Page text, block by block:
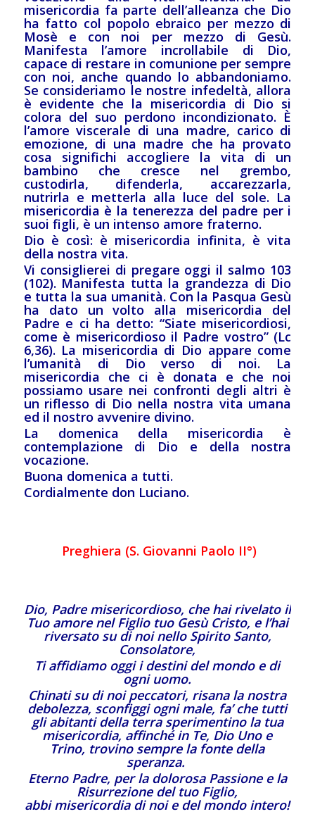
misericordia fa parte dell’alleanza che Dio
ha fatto col popolo ebraico per mezzo di
Mosè e con noi per mezzo di Gesù.
Manifesta l’amore incrollabile di Dio,
capace di restare in comunione per sempre
con noi, anche quando lo abbandoniamo.
Se consideriamo le nostre infedeltà, allora
è evidente che la misericordia di Dio si
colora del suo perdono incondizionato. È
l’amore viscerale di una madre, carico di
emozione, di una madre che ha provato
cosa significhi accogliere la vita di un
bambino che cresce nel grembo,
custodirla, difenderla, accarezzarla,
nutrirla e metterla alla luce del sole. La
misericordia è la tenerezza del padre per i
suoi figli, è un intenso amore fraterno.
Dio è così: è misericordia infinita, è vita
della nostra vita.
Vi consiglierei di pregare oggi il salmo 103
(102). Manifesta tutta la grandezza di Dio
e tutta la sua umanità. Con la Pasqua Gesù
ha dato un volto alla misericordia del
Padre e ci ha detto: “Siate misericordiosi,
come è misericordioso il Padre vostro” (Lc
6,36). La misericordia di Dio appare come
l’umanità di Dio verso di noi. La
misericordia che ci è donata e che noi
possiamo usare nei confronti degli altri è
un riflesso di Dio nella nostra vita umana
ed il nostro avvenire divino.
La domenica della misericordia è
contemplazione di Dio e della nostra
vocazione.
Buona domenica a tutti.
Cordialmente don Luciano.
Preghiera (S. Giovanni Paolo II°)
Dio, Padre misericordioso, che hai rivelato il
Tuo amore nel Figlio tuo Gesù Cristo, e l’hai
riversato su di noi nello Spirito Santo,
Consolatore,
Ti affidiamo oggi i destini del mondo e di
ogni uomo.
Chinati su di noi peccatori, risana la nostra
debolezza, sconfiggi ogni male, fa’ che tutti
gli abitanti della terra sperimentino la tua
misericordia, affinché in Te, Dio Uno e
Trino, trovino sempre la fonte della
speranza.
Eterno Padre, per la dolorosa Passione e la
Risurrezione del tuo Figlio,
abbi misericordia di noi e del mondo intero!